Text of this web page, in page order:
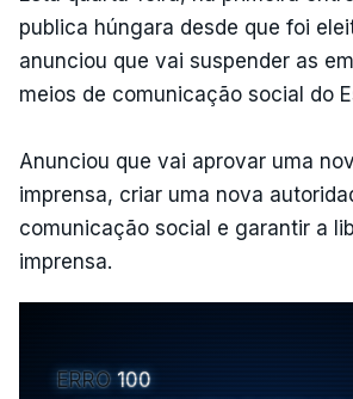
publica húngara desde que foi
anunciou que vai suspender as
meios de comunicação social do
Anunciou que vai aprovar uma
imprensa, criar uma nova
comunicação social e garantir a
imprensa.
ERRO 100